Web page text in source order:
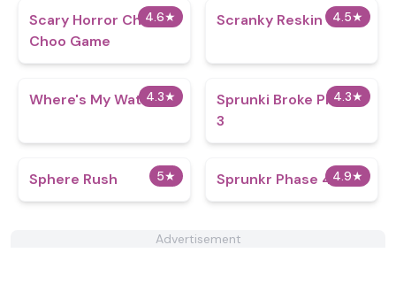
4.6★
Scary Horror Choo
Choo Game
4.5★
Scranky Reskin
4.3★
Where's My Water 4.3★
Sprunki Broke Phase
3
5★
Sphere Rush 4.9★
Sprunkr Phase 4
Advertisement